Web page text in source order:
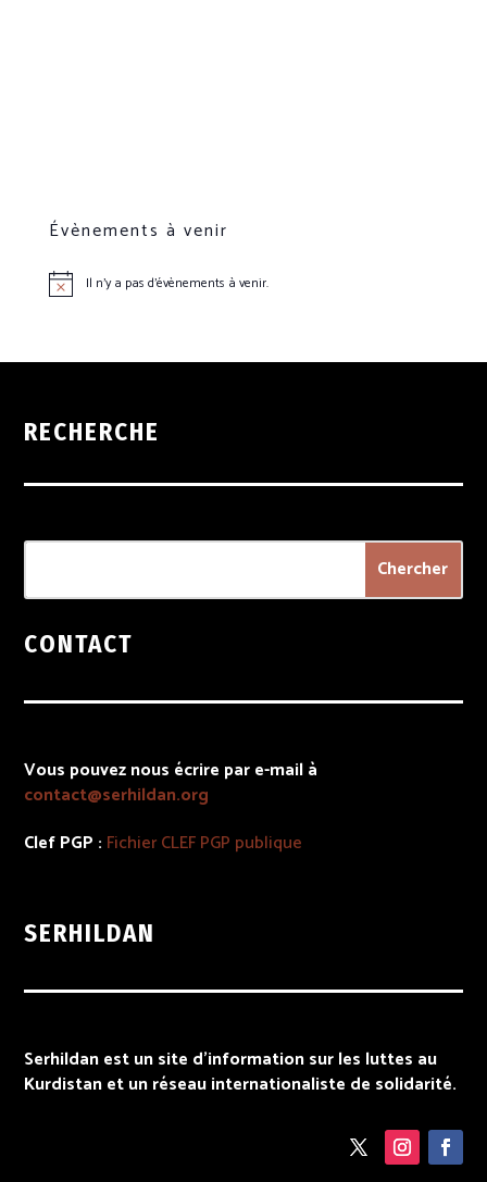
Évènements à venir
Notice Il n’y a pas d’évènements à venir.
RECHERCHE
CONTACT
Vous pouvez nous écrire par e-mail à
contact@serhildan.org
Clef PGP : FichierCLEF PGP publique
SERHILDAN
Serhildan est un site d’information sur les luttes au
Kurdistan et un réseau internationaliste de solidarité.